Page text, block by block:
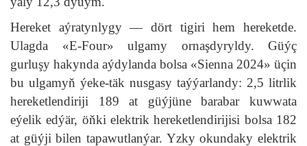
Hereket aýratynlygy — dört tigiri hem hereketde.
Ulagda «E-Four» ulgamy ornaşdyryldy. Güýç
gurluşy hakynda aýdylanda bolsa «Sienna 2024» üçin
bu ulgamyň ýeke-täk nusgasy taýýarlandy: 2,5 litrlik
hereketlendiriji 189 at güýjüne barabar kuwwata
eýelik edýär, öňki elektrik hereketlendirijisi bolsa 182
at güýji bilen tapawutlanýar. Yzky okundaky elektrik